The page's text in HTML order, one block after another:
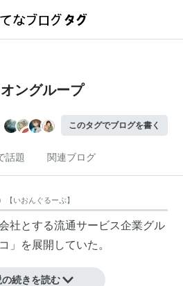
ングループ
このタグでブログを書く
話題 関連ブログ
【いおんぐるーぷ】
社とする流通サービス企業グル
」を展開していた。
続きを読む